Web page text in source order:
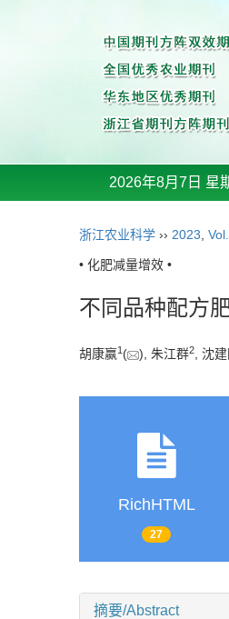
2026年8月7日 星
浙江农业科学 ›› 2023
• 化肥减量增效 •
不同品种配方
胡康赢1 ( ), 朱江群2, 沈建
RichHTML
27
摘要/Abstract